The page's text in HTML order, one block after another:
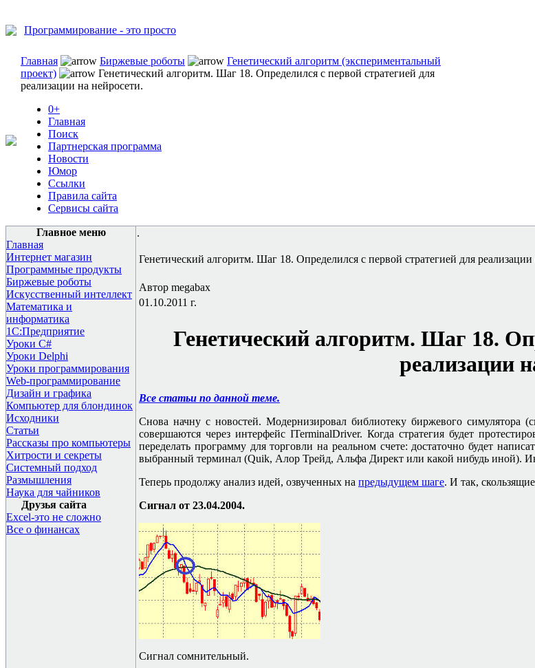
Программирование - это просто
Главная Биржевые роботы
Генетический алгоритм (экспериментальный
проект)
Генетический алгоритм. Шаг 18. Определился с первой стратегией для
реализации на нейросети.
0+
Главная
Поиск
Партнерская программа
Новости
Юмор
Ссылки
Правила сайта
Сервисы сайта
Главное меню
Главная
Интернет магазин
Программные продукты
Биржевые роботы
Искусственный интеллект
Математика и
информатика
1С:Предприятие
Уроки C#
Уроки Delphi
Уроки программирования
Web-программирование
Дизайн и графика
Компьютер для блондинок
Исходники
Статьи
Рассказы про компьютеры
Хитрости и секреты
Системный подход
Размышления
Наука для чайников
Друзья сайта
Excel-это не сложно
Все о финансах
.
Генетический алгоритм. Шаг 18. Определился с первой стратегией для реализации
Автор megabax
01.10.2011 г.
Генетический алгоритм. Шаг 18.
реализации
Все статьи по данной теме.
Снова начну с новостей. Модернизировал библиотеку биржевого симулятора
совершаются через интерфейс ITerminalDriver. Когда стратегия будет
переделать программу для торговли на реальном счете: достаточно будет
выбранный терминал (Quik, Алор Трейд, Альфа Директ или какой нибудь иной).
Теперь продолжу анализ идей, озвученных на предыдущем шаге. И так,
Сигнал от 23.04.2004.
Сигнал сомнительный.